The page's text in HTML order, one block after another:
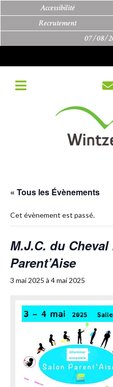
Accessibilité
Recrutement
07/08/
« Tous les Évènements
Cet évènement est passé.
M.J.C. du
Parent’Aise
3 mai 2025 à 4 mai 2025